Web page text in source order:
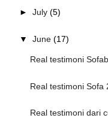
► July (5)
▼ June (17)
Real testimoni
Real testimoni Sofa
Real testimoni dari